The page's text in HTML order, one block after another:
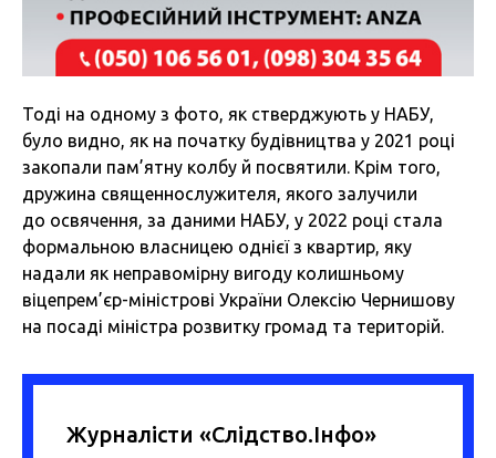
Тоді на одному з фото, як стверджують у НАБУ,
було видно, як на початку будівництва у 2021 році
закопали пам’ятну колбу й посвятили. Крім того,
дружина священнослужителя, якого залучили
до освячення, за даними НАБУ, у 2022 році стала
формальною власницею однієї з квартир, яку
надали як неправомірну вигоду колишньому
віцепрем’єр-міністрові України Олексію Чернишову
на посаді міністра розвитку громад та територій.
Журналісти «Слідство.Інфо»